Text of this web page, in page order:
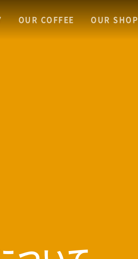
OUR COFFEE OUR SHOP